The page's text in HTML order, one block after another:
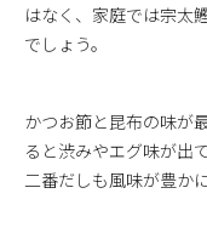
はなく、家庭では宗太
でしょう。
かつお節と昆布の味が
ると渋みやエグ味が出
二番だしも風味が豊か